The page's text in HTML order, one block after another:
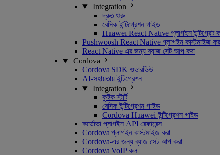
Integration
দ্রুত শুরু
বেসিক ইন্টিগ্রেশন গাইড
Huawei React Native প্লাগইন ইন্টিগ্রেট
Pushwoosh React Native প্লাগইন কাস্টমাইজ
React Native এর জন্য ব্যাজ সেট আপ করা
Cordova
Cordova SDK ওভারভিউ
AI-সহায়তায় ইন্টিগ্রেশন
Integration
কুইক স্টার্ট
বেসিক ইন্টিগ্রেশন গাইড
Cordova Huawei ইন্টিগ্রেশন গাইড
কর্ডোভা প্লাগইন API রেফারেন্স
Cordova প্লাগইন কাস্টমাইজ করা
Cordova-এর জন্য ব্যাজ সেট আপ করা
Cordova VoIP কল